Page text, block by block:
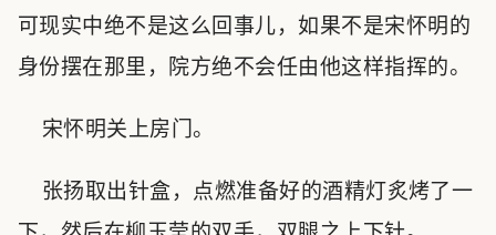
可现实中绝不是这么回事儿，如果不是宋怀明的
身份摆在那里，院方绝不会任由他这样指挥的。
宋怀明关上房门。
张扬取出针盒，点燃准备好的酒精灯炙烤了一